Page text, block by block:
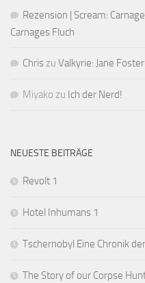
Rezension | Scream:
Carnages Fluch
Chriszu Valkyrie: Jane
Miyako zu Ich der Nerd!
NEUESTE BEITRÄGE
Revolt 1
Hotel Inhumans 1
Tschernobyl Eine Chronik
The Story of our Corpse